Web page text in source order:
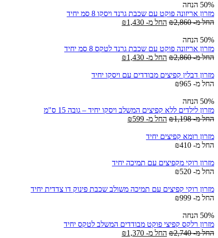
50% הנחה
מזרון אריזונה פוקט עם שכבת גרנד ויסקו 8 סמ יחיד
החל מ-
₪2,860 החל מ- ₪1,430
50% הנחה
מזרון אריזונה פוקט עם שכבת גרנד לטקס 8 סמ יחיד
החל מ-
₪2,860 החל מ- ₪1,430
מזרון דבלין קפיצים מבודדים עם ויסקו יחיד
החל מ-
₪965
50% הנחה
מזרון לילדים ללא קפיצים המשלב ויסקו יחיד – גובה 15 ס"מ
החל מ-
₪1,198 החל מ- ₪599
מזרון רומא קפיצים יחיד
החל מ-
₪410
מזרון רוקי מקפיצים עם תמיכה יחיד
החל מ-
₪520
מזרון רוקי קפיצים עם תמיכה משולב שכבת פינוק דו צדדית יחיד
החל מ-
₪999
50% הנחה
מזרון רלקס קפיצי פוקט מבודדים המשלב לטקס יחיד
החל מ-
₪2,740 החל מ- ₪1,370